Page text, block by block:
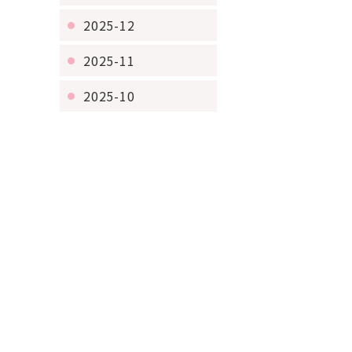
2025-12
2025-11
2025-10